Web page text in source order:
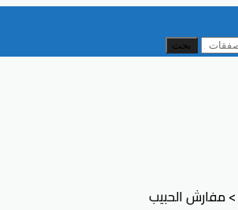
بحث
>مفارش الحبيب